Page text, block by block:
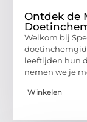
Ontdek de
Welkom bij
leeftijden hun
nemen we je
Winkelen